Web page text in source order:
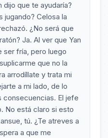
que te ayudaría?
jugando? Celosa la
¿No será que
Ja. Al ver que Yan
ser fría, pero luego
que no la
arrodíllate y trata mi
a mi lado, de lo
consecuencias. El jefe
No está claro si esto
tú. ¿Te atreves a
a que me